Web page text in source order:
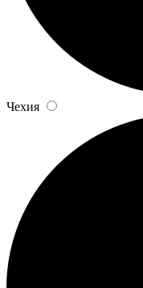
Чехия